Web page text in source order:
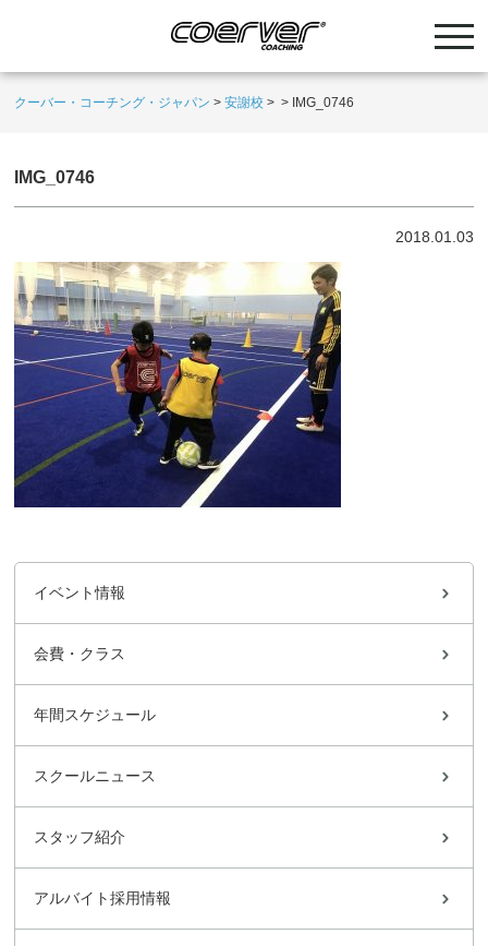
クーバー・コーチング・ジャパン >安謝校 > > IMG_0746
IMG_0746
2018.01.03
イベント情報
会費・クラス
年間スケジュール
スクールニュース
スタッフ紹介
アルバイト採用情報